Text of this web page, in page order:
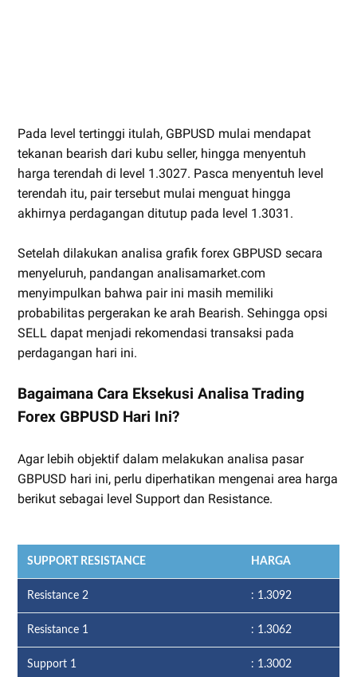
Pada level tertinggi itulah, GBPUSD mulai mendapat
tekanan bearish dari kubu seller, hingga menyentuh
harga terendah di level 1.3027. Pasca menyentuh level
terendah itu, pair tersebut mulai menguat hingga
akhirnya perdagangan ditutup pada level 1.3031.
Setelah dilakukan analisa grafik forex GBPUSD secara
menyeluruh, pandangan analisamarket.com
menyimpulkan bahwa pair ini masih memiliki
probabilitas pergerakan ke arah Bearish. Sehingga opsi
SELL dapat menjadi rekomendasi transaksi pada
perdagangan hari ini.
Bagaimana Cara Eksekusi Analisa Trading
Forex GBPUSD Hari Ini?
Agar lebih objektif dalam melakukan analisa pasar
GBPUSD hari ini, perlu diperhatikan mengenai area harga
berikut sebagai level Support dan Resistance.
SUPPORT RESISTANCE HARGA
Resistance 2 : 1.3092
Resistance 1 : 1.3062
Support 1 : 1.3002